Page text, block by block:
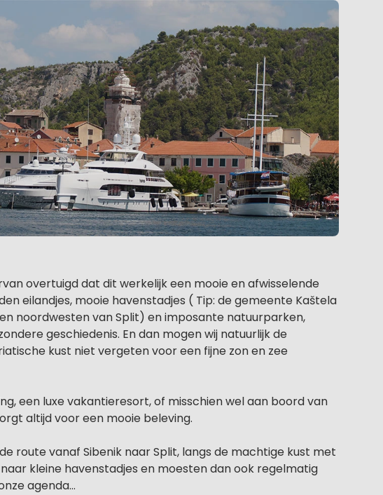
overtuigd dat dit werkelijk een mooie en afwisselende
eilandjes, mooie havenstadjes ( Tip: de gemeente Kaštela
noordwesten van Split) en imposante natuurparken,
geschiedenis. En dan mogen wij natuurlijk de
kust niet vergeten voor een fijne zon en zee
een luxe vakantieresort, of misschien wel aan boord van
altijd voor een mooie beleving.
route vanaf Sibenik naar Split, langs de machtige kust met
kleine havenstadjes en moesten dan ook regelmatig
agenda…